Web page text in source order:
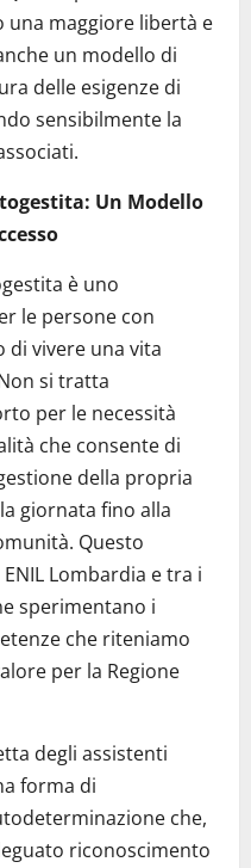
maggiore libertà e
un modello di
delle esigenze di
sensibilmente la
Un Modello
è uno
le persone con
vivere una vita
si tratta
per le necessità
che consente di
della propria
giornata fino alla
Questo
Lombardia e tra i
sperimentano i
che riteniamo
per la Regione
degli assistenti
forma di
che,
riconoscimento